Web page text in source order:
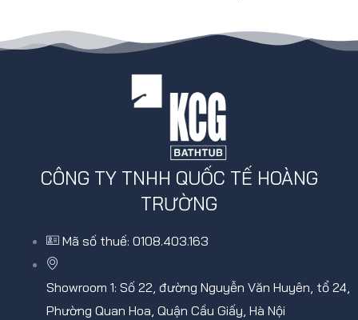
CÔNG TY TNHH QUỐC TẾ HOÀNG
TRƯỜNG
Mã số thuế: 0108.403.163
Showroom 1: Số 22, đường Nguyễn Văn Huyên, tổ 24,
Phường Quan Hoa, Quận Cầu Giấy, Hà Nội